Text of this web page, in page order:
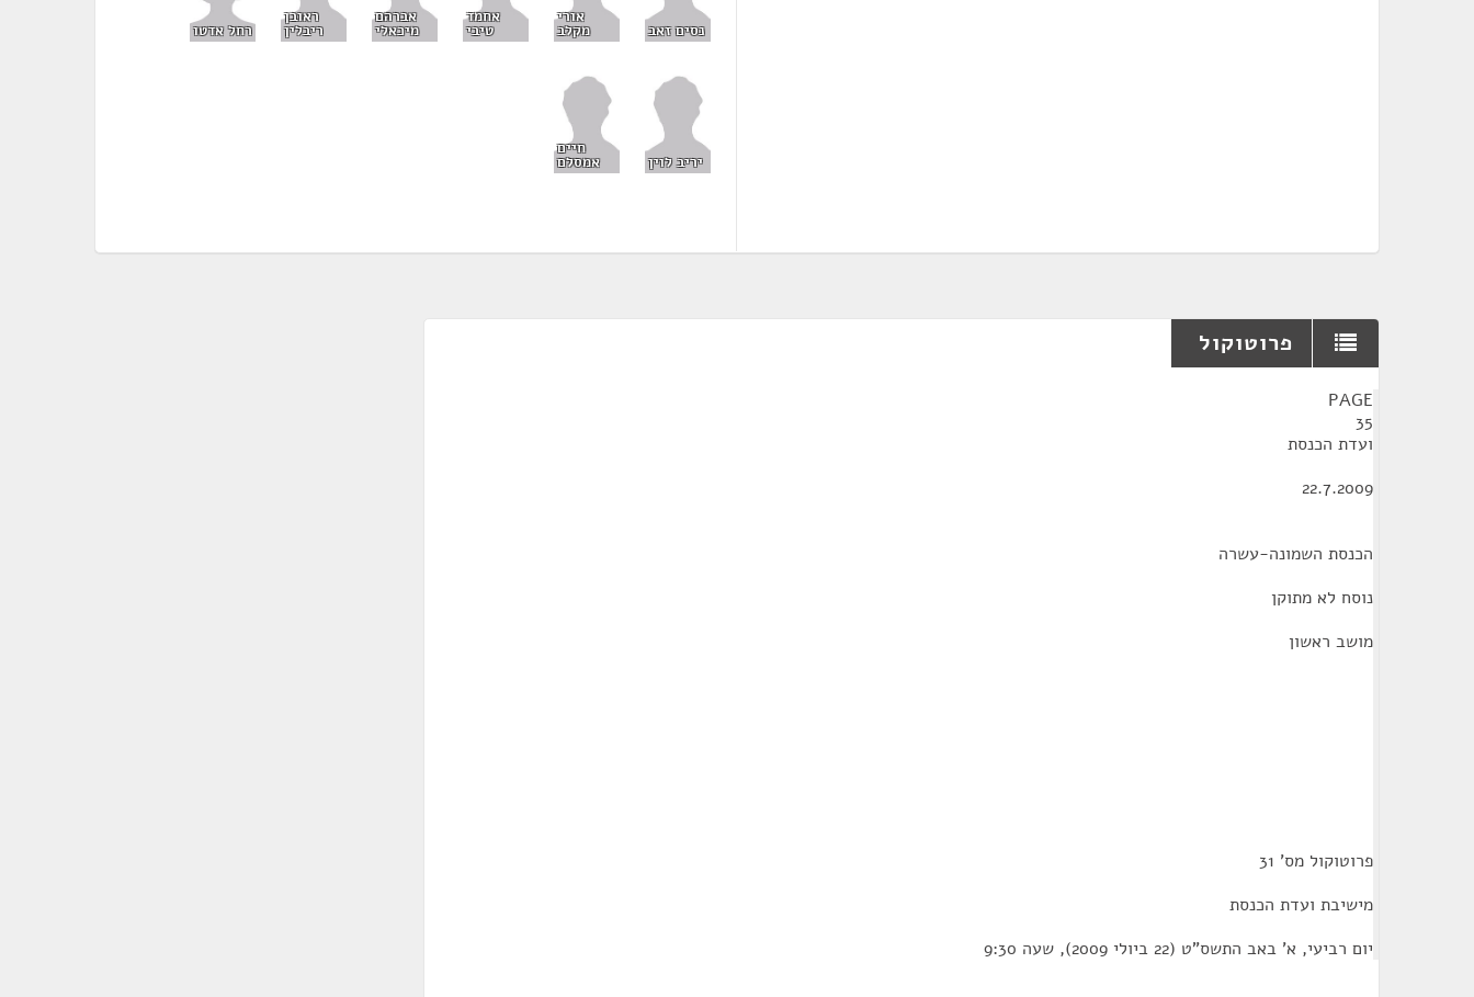
נסים זאב
אורי
מקלב
אחמד
טיבי
אברהם
מיכאלי
ראובן
ריבלין רחל אדטו
יריב לוין
חיים
אמסלם
פרוטוקול
PAGE
35
ועדת הכנסת
22.7.2009
הכנסת השמונה-עשרה
נוסח לא מתוקן
מושב ראשון
פרוטוקול מס' 31
מישיבת ועדת הכנסת
יום רביעי, א' באב התשס"ט (22 ביולי 2009), שעה 9:30